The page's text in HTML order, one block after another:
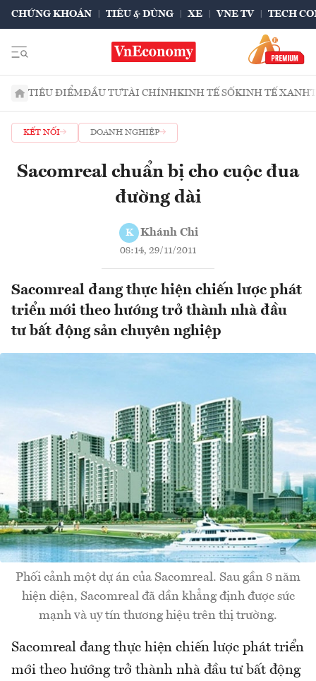
CHỨNG KHOÁN TIÊU & DÙNG XE VNE TV TECH
TIÊU ĐIỂMĐẦU TƯTÀI CHÍNHKINH TẾ SỐKINH TẾ XANH
KẾT NỐI DOANH NGHIỆP
Sacomreal chuẩn bị cho cuộc đua
đường dài
K Khánh Chi
08:14, 29/11/2011
Sacomreal đang thực hiện chiến lược phát
triển mới theo hướng trở thành nhà đầu
tư bất động sản chuyên nghiệp
Phối cảnh một dự án của Sacomreal. Sau gần 8 năm
hiện diện, Sacomreal đã dần khẳng định được sức
mạnh và uy tín thương hiệu trên thị trường.
Sacomreal đang thực hiện chiến lược phát triển
mới theo hướng trở thành nhà đầu tư bất động